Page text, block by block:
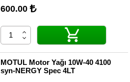
600.00
MOTUL Motor Yağı 10W-40 4100
syn-NERGY Spec 4LT